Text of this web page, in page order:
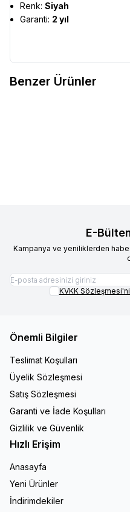
Renk: Siyah
Garanti: 2 yıl
Benzer Ürünler
E-
Kampanya ve yeniliklerden
KVKK Sözleşmesi'ni
Önemli Bilgiler
Teslimat Koşulları
Üyelik Sözleşmesi
Satış Sözleşmesi
Garanti ve İade Koşulları
Gizlilik ve Güvenlik
Hızlı Erişim
Anasayfa
Yeni Ürünler
İndirimdekiler